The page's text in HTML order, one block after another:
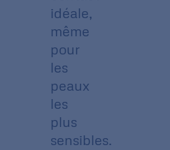
idéale,
même
pour
les
peaux
les
plus
sensibles.